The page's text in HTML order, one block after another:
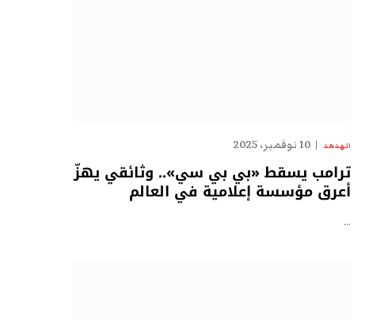
الهدهد 10 نوفمبر، 2025
ترامب يسقط «بي بي سي».. وثائقي يهزّ
أعرق مؤسسة إعلامية في العالم
…